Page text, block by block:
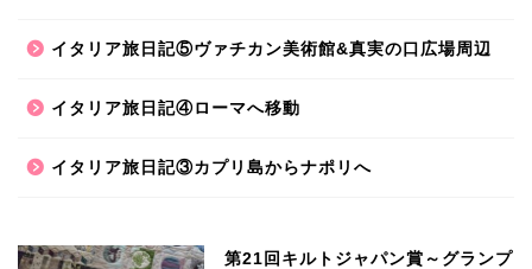
イタリア旅日記⑤ヴァチカン美術館&真実の口広場周辺
イタリア旅日記④ローマへ移動
イタリア旅日記③カプリ島からナポリへ
第21回キルトジャパン賞～グランプ